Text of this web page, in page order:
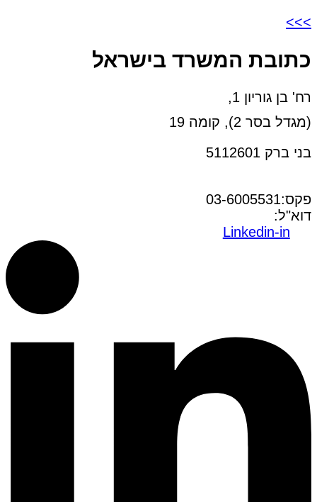
>>>
כתובת המשרד בישראל
רח' בן גוריון 1,
(מגדל בסר 2), קומה 19
בני ברק 5112601
פקס:03-6005531
דוא"ל:
Linkedin-in